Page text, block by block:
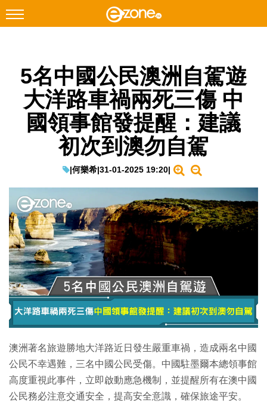
Facebook Instagram
科技焦點
網絡生活
EduTech
IT Times
生成式AI與雲端應用
Enterprise Digital Transformation
特集
5名中國公民澳洲自駕遊
大洋路車禍兩死三傷 中
國領事館發提醒：建議
初次到澳勿自駕
|何樂希|31-01-2025 19:20|
澳洲著名旅遊勝地大洋路近日發生嚴重車禍，造成兩名中國
公民不幸遇難，三名中國公民受傷。中國駐墨爾本總領事館
高度重視此事件，立即啟動應急機制，並提醒所有在澳中國
公民務必注意交通安全，提高安全意識，確保旅途平安。